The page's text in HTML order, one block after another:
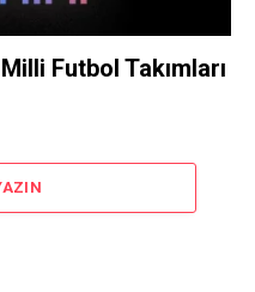
Futbol Takımları